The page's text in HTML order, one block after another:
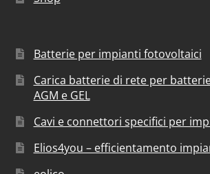
Batterie per impianti fotovoltaici
Carica batterie di rete per
AGM e GEL
Cavi e connettori specifici per
Elios4you – efficientamento